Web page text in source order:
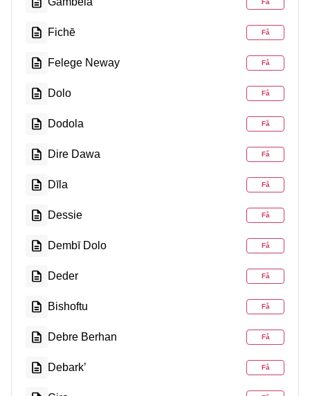
Få
Fichē Få
Felege Neway Få
Dolo Få
Dodola Få
Dire Dawa Få
Dīla Få
Dessie Få
Dembī Dolo Få
Deder Få
Bishoftu Få
Debre Berhan Få
Debark’ Få